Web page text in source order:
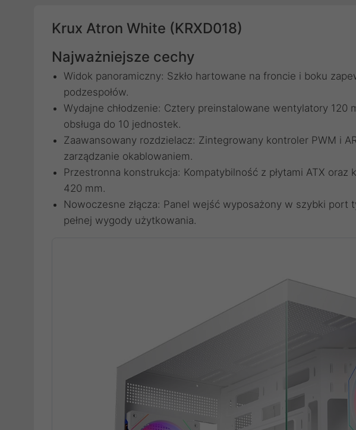
Krux Atron White (KRXD018)
Najważniejsze cechy
Widok panoramiczny: Szkło hartowane na froncie i boku
podzespołów.
Wydajne chłodzenie: Cztery preinstalowane wentylatory 120
obsługa do 10 jednostek.
Zaawansowany rozdzielacz: Zintegrowany kontroler PWM i
zarządzanie okablowaniem.
Przestronna konstrukcja: Kompatybilność z płytami ATX oraz
420 mm.
Nowoczesne złącza: Panel wejść wyposażony w szybki port
pełnej wygody użytkowania.